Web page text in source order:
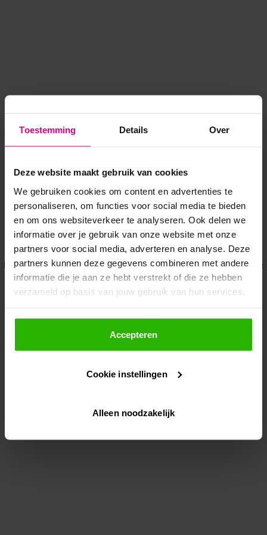
Toestemming Details Over
Deze website maakt gebruik van cookies
We gebruiken cookies om content en advertenties te
personaliseren, om functies voor social media te bieden
en om ons websiteverkeer te analyseren. Ook delen we
informatie over je gebruik van onze website met onze
partners voor social media, adverteren en analyse. Deze
partners kunnen deze gegevens combineren met andere
informatie die je aan ze hebt verstrekt of die ze hebben
verzameld op basis van jouw gebruik van hun services.
Als je op "Accepteer" klikt, dan geef je Voordeeluitjes.nl
toestemming om cookies voor social media en
gepersonaliseerde advertenties te plaatsen.
Lees hier meer over in onsprivacybeleid
Via "Cookie instellingen" kun je ook zelf instellen welke
Accepteren
Cookie instellingen
Alleen noodzakelijk
Application error: a client-side exception has occurred while
loadingwww.voordeeluitjes.nl (see the browser console for more
information).